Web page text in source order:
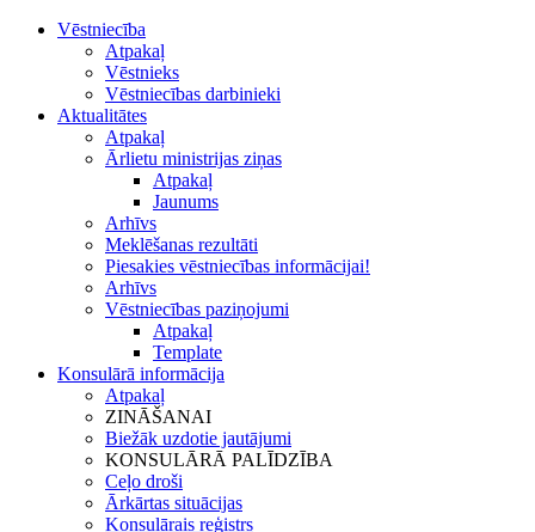
Vēstniecība
Atpakaļ
Vēstnieks
Vēstniecības darbinieki
Aktualitātes
Atpakaļ
Ārlietu ministrijas ziņas
Atpakaļ
Jaunums
Arhīvs
Meklēšanas rezultāti
Piesakies vēstniecības informācijai!
Arhīvs
Vēstniecības paziņojumi
Atpakaļ
Template
Konsulārā informācija
Atpakaļ
ZINĀŠANAI
Biežāk uzdotie jautājumi
KONSULĀRĀ PALĪDZĪBA
Ceļo droši
Ārkārtas situācijas
Konsulārais reģistrs